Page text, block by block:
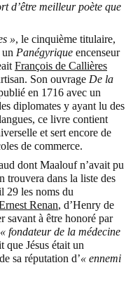
d’être meilleur poète que
», le cinquième titulaire,
un Panégyrique encenseur
François de Callières
Son ouvrage De la
en 1716 avec un
diplomates y ayant lu des
ce livre contient
et sert encore de
de commerce.
dont Maalouf n’avait pu
trouvera dans la liste des
29 les noms du
Renan, d’Henry de
savant à être honoré par
« fondateur de la médecine
Jésus était un
sa réputation d’« ennemi